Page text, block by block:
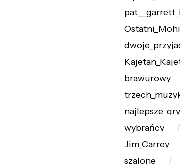
brawurowy
najlepsze_gry
wybrańcy
Jim_Carrey
szalone